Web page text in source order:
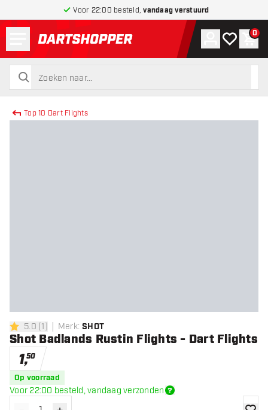
Voor 22:00 besteld,vandaag verstuurd
terug naar home pagina
zoeken
zoeken
Account
Mijn 0
Top 10 Dart Flights
5 score sterren
5.0 [1] Merk: SHOT
Shot Badlands Rustin Flights - Dart Flights
1,50
Op voorraad
Voor 22:00 besteld, vandaag verzonden